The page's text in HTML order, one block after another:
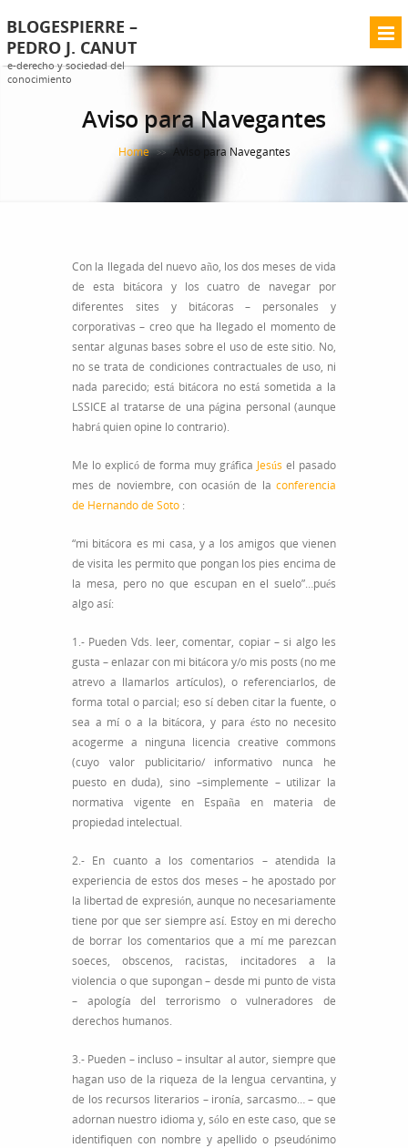
BLOGESPIERRE –
PEDRO J. CANUT
e-derecho y sociedad del
conocimiento
Aviso para Navegantes
Home >> Aviso para Navegantes
Con la llegada del nuevo año, los dos meses de vida
de esta bitácora y los cuatro de navegar por
diferentes sites y bitácoras – personales y
corporativas – creo que ha llegado el momento de
sentar algunas bases sobre el uso de este sitio. No,
no se trata de condiciones contractuales de uso, ni
nada parecido; está bitácora no está sometida a la
LSSICE al tratarse de una página personal (aunque
habrá quien opine lo contrario).
Me lo explicó de forma muy gráfica Jesús el pasado
mes de noviembre, con ocasión de la conferencia
de Hernando de Soto :
“mi bitácora es mi casa, y a los amigos que vienen
de visita les permito que pongan los pies encima de
la mesa, pero no que escupan en el suelo”…pués
algo así:
1.- Pueden Vds. leer, comentar, copiar – si algo les
gusta – enlazar con mi bitácora y/o mis posts (no me
atrevo a llamarlos artículos), o referenciarlos, de
forma total o parcial; eso sí deben citar la fuente, o
sea a mí o a la bitácora, y para ésto no necesito
acogerme a ninguna licencia creative commons
(cuyo valor publicitario/ informativo nunca he
puesto en duda), sino –simplemente – utilizar la
normativa vigente en España en materia de
propiedad intelectual.
2.- En cuanto a los comentarios – atendida la
experiencia de estos dos meses – he apostado por
la libertad de expresión, aunque no necesariamente
tiene por que ser siempre así. Estoy en mi derecho
de borrar los comentarios que a mí me parezcan
soeces, obscenos, racistas, incitadores a la
violencia o que supongan – desde mi punto de vista
– apología del terrorismo o vulneradores de
derechos humanos.
3.- Pueden – incluso – insultar al autor, siempre que
hagan uso de la riqueza de la lengua cervantina, y
de los recursos literarios – ironía, sarcasmo… – que
adornan nuestro idioma y, sólo en este caso, que se
identifiquen con nombre y apellido o pseudónimo